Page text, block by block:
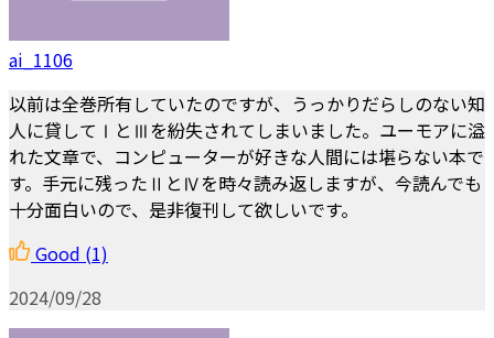
ai_1106
以前は全巻所有していたのですが、うっかりだらしのない知
人に貸してⅠとⅢを紛失されてしまいました。ユーモアに溢
れた文章で、コンピューターが好きな人間には堪らない本で
す。手元に残ったⅡとⅣを時々読み返しますが、今読んでも
十分面白いので、是非復刊して欲しいです。
Good (1)
2024/09/28